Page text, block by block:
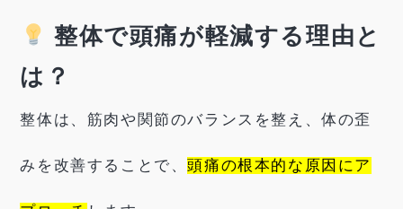
整体で頭痛が軽減する理由と
は？
整体は、筋肉や関節のバランスを整え、体の歪
みを改善することで、頭痛の根本的な原因にア